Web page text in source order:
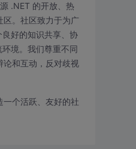
.NET 的开放、热
。社区致力于为广
好的知识共享、协
境。我们尊重不同
论和互动，反对歧视
个活跃、友好的社